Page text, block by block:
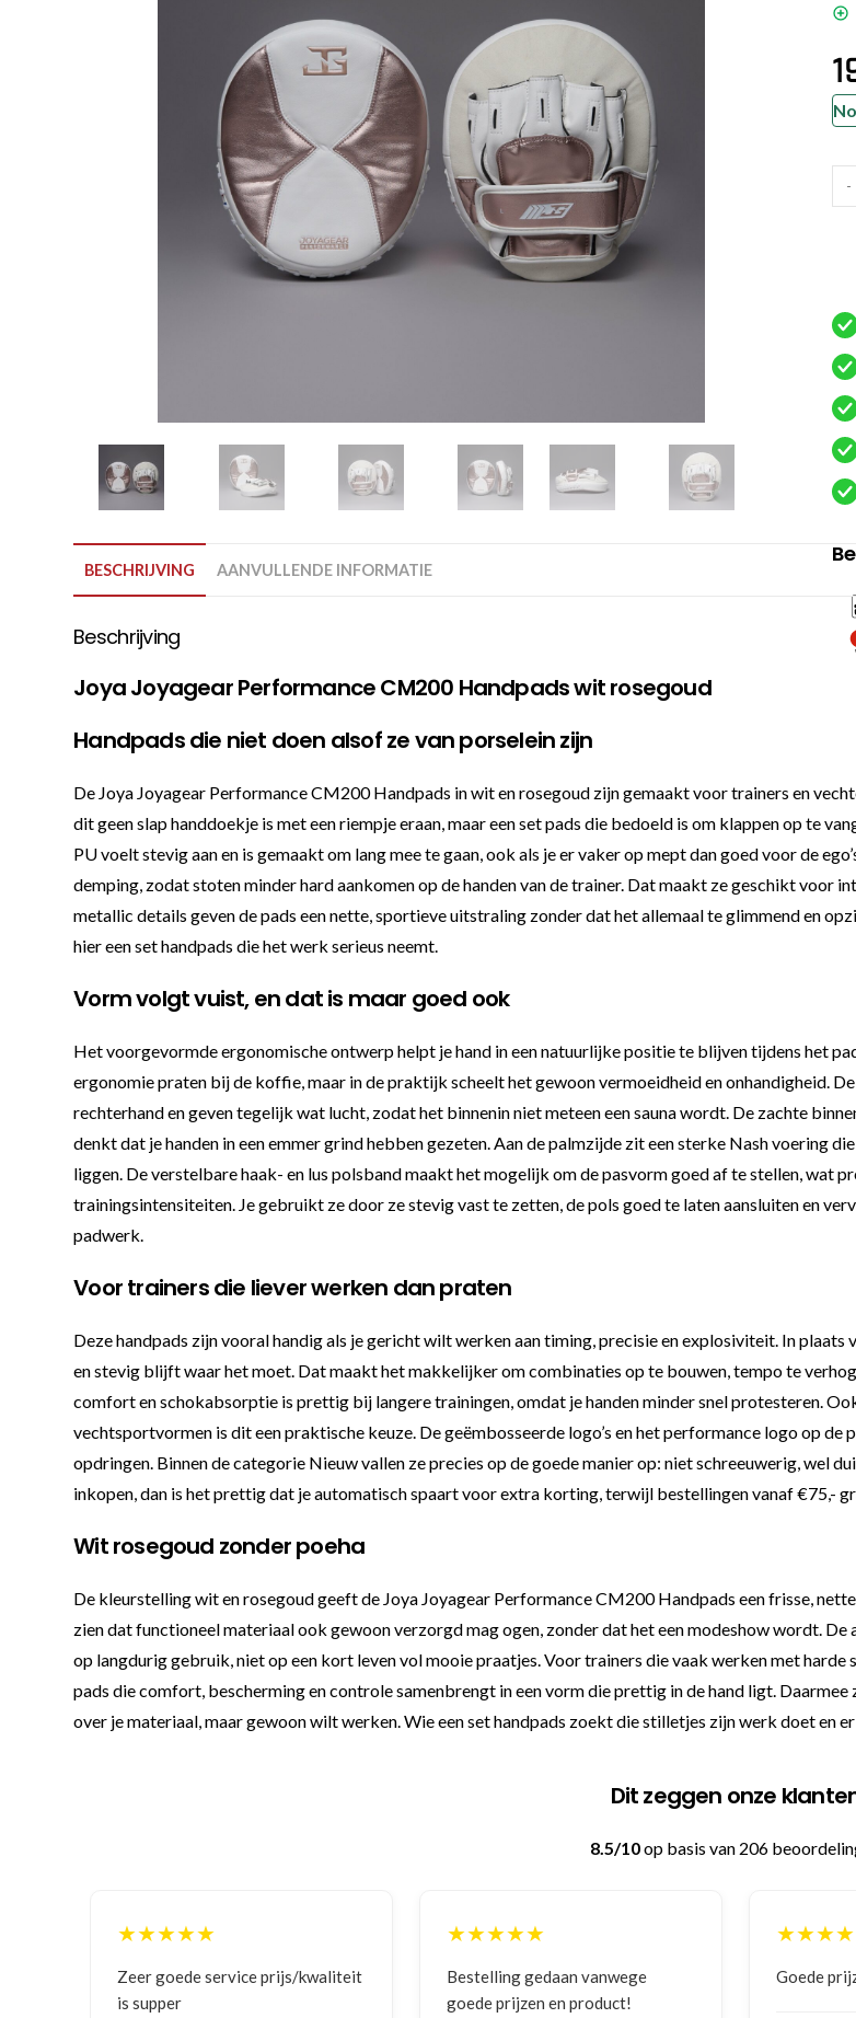
Zakhandschoenen
Trainingsartikelen
Bokszak
Bevestigingsmateriaal
bokszak
Bokspoppen
Stoot- en trapkussens
Stootkussens en pads
-
BESCHRIJVING AANVULLENDE INFORMATIE
Beschrijving
Joya Joyagear Performance CM200 Handpads wit rosegoud
Handpads die niet doen alsof ze van porselein zijn
De Joya Joyagear Performance CM200 Handpads in wit en rosegoud zijn gemaakt voor trainers en
dit geen slap handdoekje is met een riempje eraan, maar een set pads die bedoeld is om klappen op te
PU voelt stevig aan en is gemaakt om lang mee te gaan, ook als je er vaker op mept dan goed voor de
demping, zodat stoten minder hard aankomen op de handen van de trainer. Dat maakt ze geschikt voor
metallic details geven de pads een nette, sportieve uitstraling zonder dat het allemaal te glimmend en
hier een set handpads die het werk serieus neemt.
Vorm volgt vuist, en dat is maar goed ook
Het voorgevormde ergonomische ontwerp helpt je hand in een natuurlijke positie te blijven tijdens het
ergonomie praten bij de koffie, maar in de praktijk scheelt het gewoon vermoeidheid en onhandigheid.
rechterhand en geven tegelijk wat lucht, zodat het binnenin niet meteen een sauna wordt. De zachte
denkt dat je handen in een emmer grind hebben gezeten. Aan de palmzijde zit een sterke Nash voering
liggen. De verstelbare haak- en lus polsband maakt het mogelijk om de pasvorm goed af te stellen, wat
trainingsintensiteiten. Je gebruikt ze door ze stevig vast te zetten, de pols goed te laten aansluiten en
padwerk.
Voor trainers die liever werken dan praten
Deze handpads zijn vooral handig als je gericht wilt werken aan timing, precisie en explosiviteit. In
en stevig blijft waar het moet. Dat maakt het makkelijker om combinaties op te bouwen, tempo te
comfort en schokabsorptie is prettig bij langere trainingen, omdat je handen minder snel protesteren.
vechtsportvormen is dit een praktische keuze. De geëmbosseerde logo’s en het performance logo op
opdringen. Binnen de categorie Nieuw vallen ze precies op de goede manier op: niet schreeuwerig, wel
inkopen, dan is het prettig dat je automatisch spaart voor extra korting, terwijl bestellingen vanaf €75,-
Wit rosegoud zonder poeha
De kleurstelling wit en rosegoud geeft de Joya Joyagear Performance CM200 Handpads een frisse,
zien dat functioneel materiaal ook gewoon verzorgd mag ogen, zonder dat het een modeshow wordt.
op langdurig gebruik, niet op een kort leven vol mooie praatjes. Voor trainers die vaak werken met
pads die comfort, bescherming en controle samenbrengt in een vorm die prettig in de hand ligt.
over je materiaal, maar gewoon wilt werken. Wie een set handpads zoekt die stilletjes zijn werk doet en
Dit zeggen onze
8.5/10op basis van 206
★★★★★
Zeer goede service prijs/kwaliteit
is supper
★★★★★
Bestelling gedaan vanwege
goede prijzen en product!
Goede